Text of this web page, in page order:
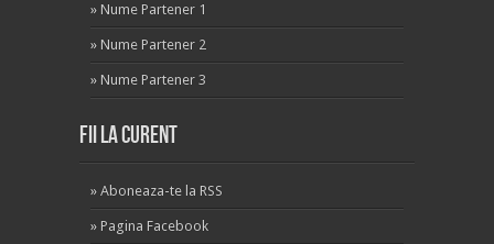
» Nume Partener 1
» Nume Partener 2
» Nume Partener 3
Fii la curent
» Aboneaza-te la RSS
» Pagina Facebook